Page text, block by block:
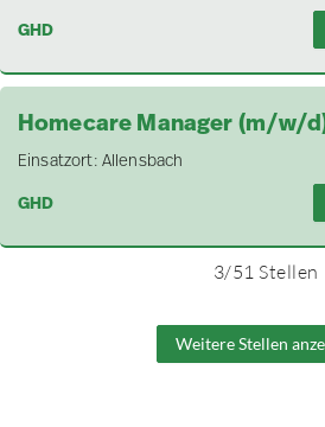
GHD
Homecare Manager (m/w/
Einsatzort: Allensbach
GHD
3/51 Stellen
Weitere Stellen